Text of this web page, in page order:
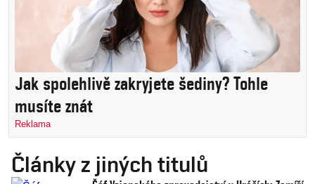
Jak spolehlivě zakryjete šediny? Tohle
musíte znát
Reklama
Články z jiných titulů